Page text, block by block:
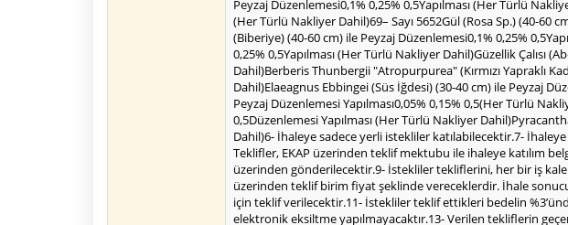
Peyzaj Düzenlemesi0,1% 0,25% 0,5Yapılması (Her Türlü
(Her Türlü Nakliyer Dahil)69– Sayı 5652Gül (Rosa Sp.) (40-60
(Biberiye) (40-60 cm) ile Peyzaj Düzenlemesi0,1% 0,25%
0,25% 0,5Yapılması (Her Türlü Nakliyer Dahil)Güzellik Çalısı
Dahil)Berberis Thunbergii "Atropurpurea" (Kırmızı Yapraklı
Dahil)Elaeagnus Ebbingei (Süs İğdesi) (30-40 cm) ile Peyzaj
Peyzaj Düzenlemesi Yapılması0,05% 0,15% 0,5(Her Türlü
0,5Düzenlemesi Yapılması (Her Türlü Nakliyer
Dahil)6- İhaleye sadece yerli istekliler katılabilecektir.7-
Teklifler, EKAP üzerinden teklif mektubu ile ihaleye katılım
üzerinden gönderilecektir.9- İstekliler tekliflerini, her bir iş
üzerinden teklif birim fiyat şeklinde vereceklerdir. İhale
için teklif verilecektir.11- İstekliler teklif ettikleri bedelin
elektronik eksiltme yapılmayacaktır.13- Verilen tekliflerin